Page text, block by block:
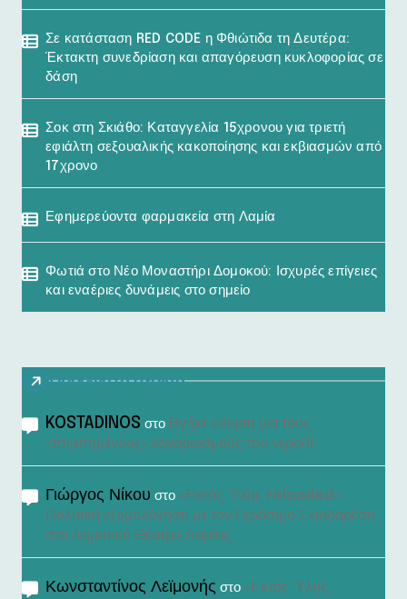
Σε κατάσταση RED CODE η Φθιώτιδα τη Δευτέρα:
Έκτακτη συνεδρίαση και απαγόρευση κυκλοφορίας σε
δάση
Σοκ στη Σκιάθο: Καταγγελία 15χρονου για τριετή
εφιάλτη σεξουαλικής κακοποίησης και εκβιασμών από
17χρονο
Εφημερεύοντα φαρμακεία στη Λαμία
Φωτιά στο Νέο Μοναστήρι Δομοκού: Ισχυρές επίγειες
και εναέριες δυνάμεις στο σημείο
Πρόσφατα σχόλια
KOSTADINOS στο Βγήκε είδηση για τους
«τσιμπημένους» λογαριασμούς του νερού!
Γιώργος Νίκου στο «Εκτός Ύλης reloaded»:
Πολιτική εξομολόγηση με τον Γεράσιμο Σκιαδαρέση
στο Δημοτικό Θέατρο Λαμίας
Κωνσταντίνος Λεϊμονής στο «Εκτός Ύλης